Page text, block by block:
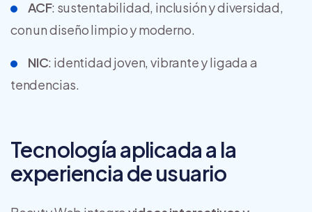
ACF: sustentabilidad, inclusión y diversidad,
con un diseño limpio y moderno.
NIC: identidad joven, vibrante y ligada a
tendencias.
Tecnología aplicada a la
experiencia de usuario